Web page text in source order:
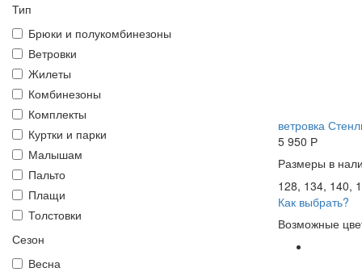
Тип
Брюки и полукомбинезоны
Ветровки
Жилеты
Комбинезоны
Комплекты
Куртки и парки
Малышам
Пальто
Плащи
Толстовки
Сезон
Весна
ветровка
5 950 Р
Размеры в
128, 134, 140,
Как выбрать?
Возможные